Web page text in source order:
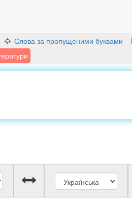
Слова за пропущеними буквами